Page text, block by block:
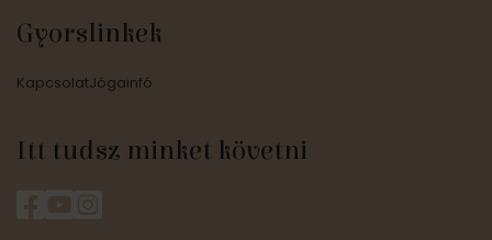
Gyorslinkek
KapcsolatJógainfó
Itt tudsz minket követni